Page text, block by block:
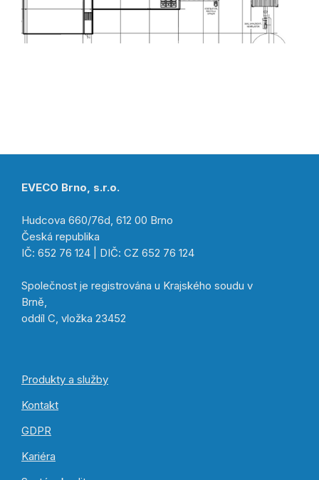
EVECO Brno, s.r.o.
Hudcova 660/76d, 612 00 Brno
Česká republika
IČ: 652 76 124 | DIČ: CZ 652 76 124
Společnost je registrována u Krajského soudu v
Brně,
oddíl C, vložka 23452
Produkty a služby
Kontakt
GDPR
Kariéra